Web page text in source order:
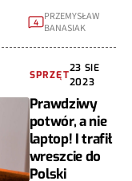
4
PRZEMYSŁAW
BANASIAK
SPRZĘT
23 SIE
2023
Prawdziwy
potwór, a nie
laptop! I trafił
wreszcie do
Polski